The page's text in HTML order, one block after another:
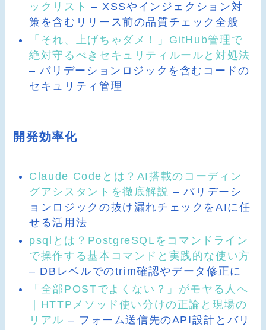
ックリスト – XSSやインジェクション対
策を含むリリース前の品質チェック全般
「それ、上げちゃダメ！」GitHub管理で
絶対守るべきセキュリティルールと対処法
– バリデーションロジックを含むコードの
セキュリティ管理
開発効率化
Claude Codeとは？AI搭載のコーディン
グアシスタントを徹底解説 – バリデーシ
ョンロジックの抜け漏れチェックをAIに任
せる活用法
psqlとは？PostgreSQLをコマンドライン
で操作する基本コマンドと実践的な使い方
– DBレベルでのtrim確認やデータ修正に
「全部POSTでよくない？」がモヤる人へ
｜HTTPメソッド使い分けの正論と現場の
リアル – フォーム送信先のAPI設計とバリ